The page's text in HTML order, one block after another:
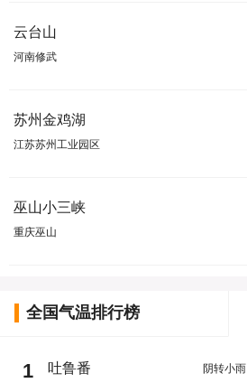
云台山
河南修武
苏州金鸡湖
江苏苏州工业园区
巫山小三峡
重庆巫山
全国气温排行榜
1 吐鲁番 阴转小雨